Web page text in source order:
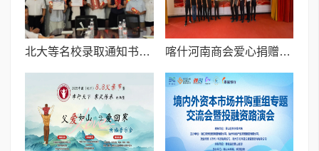
北大等名校录取通知书送达仪式在喀什市特区实验学校暖心举行 喀什河南商会爱心捐赠暖民心 秋日温情映丰收